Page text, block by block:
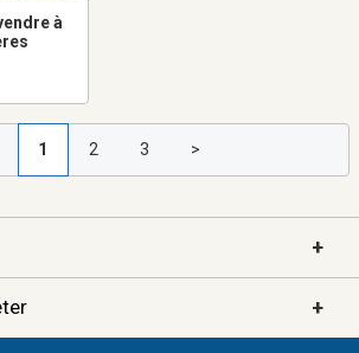
à
1 2 3 >
+
+